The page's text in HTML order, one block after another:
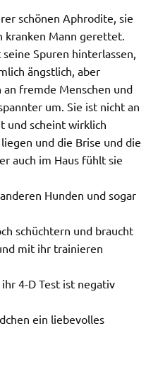
schönen Aphrodite, sie
kranken Mann gerettet.
Spuren hinterlassen,
ängstlich, aber
fremde Menschen und
um. Sie ist nicht an
und scheint wirklich
und die Brise und die
auch im Haus fühlt sie
Hunden und sogar
schüchtern und braucht
mit ihr trainieren
4-D Test ist negativ
ein liebevolles